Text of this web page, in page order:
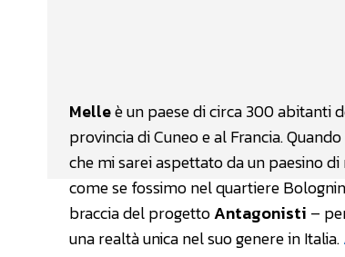
Melleè un paese di circa 300 abitanti
provincia di Cuneo e al Francia.
che mi sarei aspettato da un paesino
come se fossimo nel quartiere
braccia del progettoAntagonisti –
una realtà unica nel suo genere in Italia.